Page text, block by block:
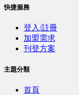
快捷服務
登入/註冊
加盟需求
刊登方案
主題分類
首頁